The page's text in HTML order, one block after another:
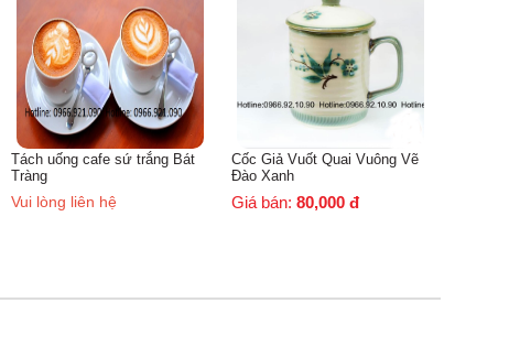
Cốc Giả Vuốt Quai Vuông Vẽ
Giá bán:80,000
Giá bán: 80,000